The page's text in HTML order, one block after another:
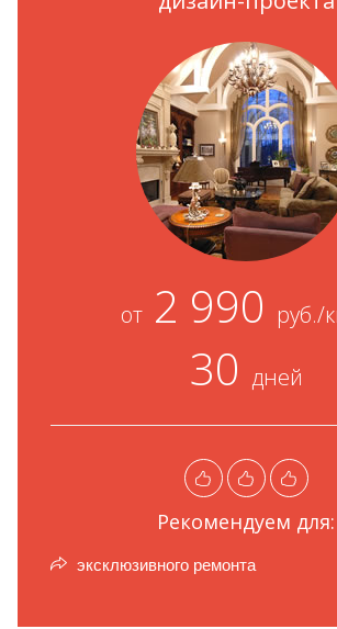
от2 990 руб./
30 дней
Рекомендуем для:
эксклюзивного ремонта